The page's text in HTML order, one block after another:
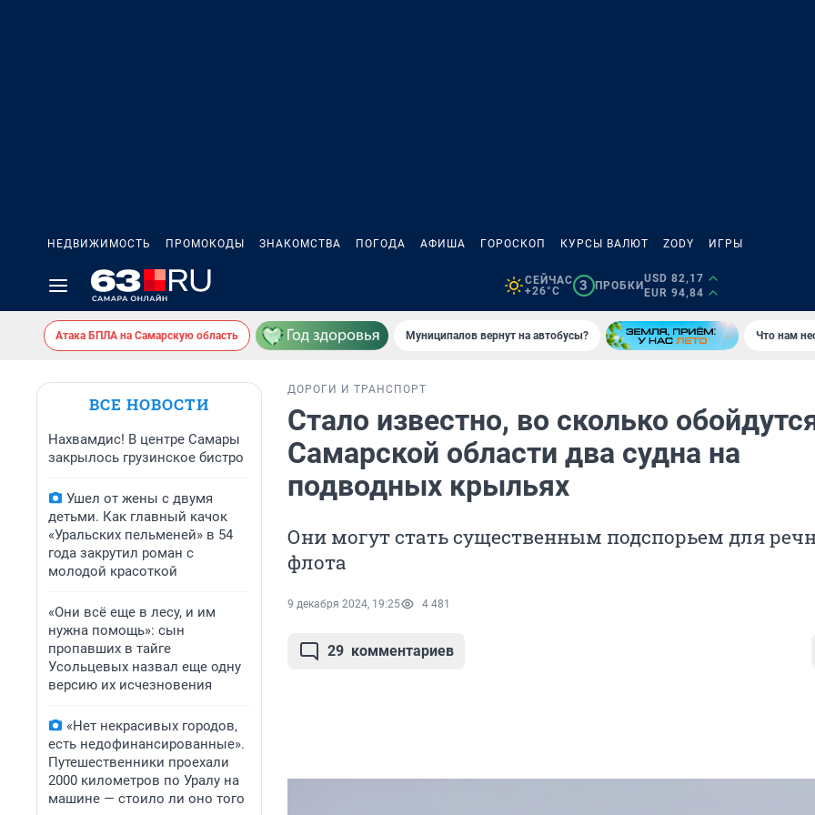
НЕДВИЖИМОСТЬ ПРОМОКОДЫ ЗНАКОМСТВА ПОГОДА АФИША ГОРОСКОП КУРСЫ ВАЛЮТ ZODY ИГРЫ
СЕЙЧАС
+26°C
3 ПРОБКИ
USD 82,17
EUR 94,84
Атака БПЛА на Самарскую область Муниципалов вернут на автобусы? Что нам
ВСЕ НОВОСТИ
Нахвамдис! В центре Самары
закрылось грузинское бистро
Ушел от жены с двумя
детьми. Как главный качок
«Уральских пельменей» в 54
года закрутил роман с
молодой красоткой
«Они всё еще в лесу, и им
нужна помощь»: сын
пропавших в тайге
Усольцевых назвал еще одну
версию их исчезновения
«Нет некрасивых городов,
есть недофинансированные».
Путешественники проехали
2000 километров по Уралу на
машине — стоило ли оно того
ДОРОГИ И ТРАНСПОРТ
Стало известно, во сколько
Самарской области два судна на
подводных крыльях
Они могут стать существенным подспорьем для
флота
9 декабря 2024, 19:25 4 481
29 комментариев